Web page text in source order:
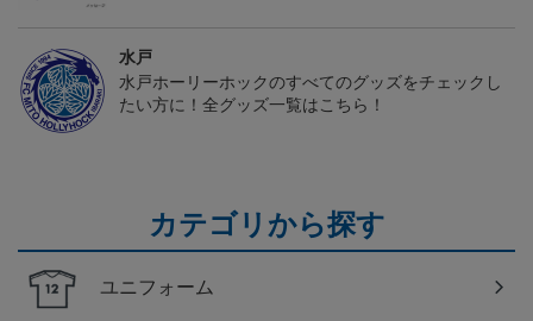
水戸
水戸ホーリーホックのすべてのグッズをチェックし
たい方に！全グッズ一覧はこちら！
カテゴリから探す
ユニフォーム